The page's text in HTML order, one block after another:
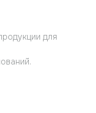
для